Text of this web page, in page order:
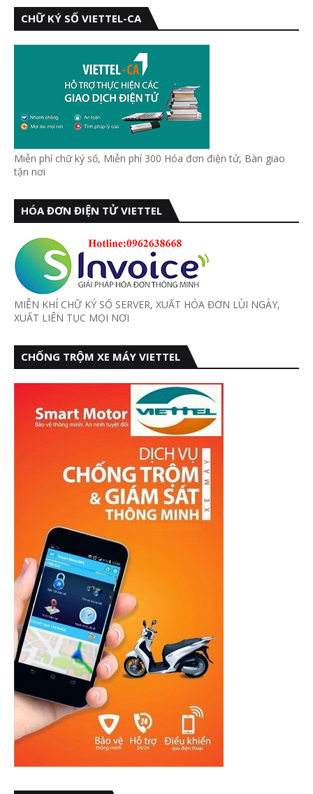
CHỮ KÝ SỐ VIETTEL-CA
Miễn phí chữ ký số, Miễn phí 300 Hóa đơn điện tử, Bàn giao
tận nơi
HÓA ĐƠN ĐIỆN TỬ VIETTEL
MIỄN KHÍ CHỮ KÝ SỐ SERVER, XUẤT HÓA ĐƠN LÙI NGÀY,
XUẤT LIÊN TỤC MỌI NƠI
CHỐNG TRỘM XE MÁY VIETTEL